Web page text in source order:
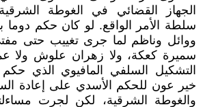
الجهاز القضائي في الغوطة
سلطة الأمر الواقع. لو كان حكم دوما
ووائل وناظم لما جرى تغييب حتى
سميرة كعكة، ولا زهران علوش ولا
التشكيل السلفي المافيوي الذي حكم
خير عون للحكم الأسدي على إعادة
والغوطة الشرقية، لكن لجرت